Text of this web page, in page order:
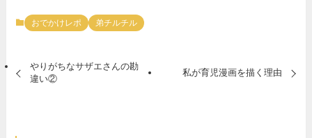
おでかけレポ 弟チルチル
やりがちなサザエさんの勘
違い②
私が育児漫画を描く理由